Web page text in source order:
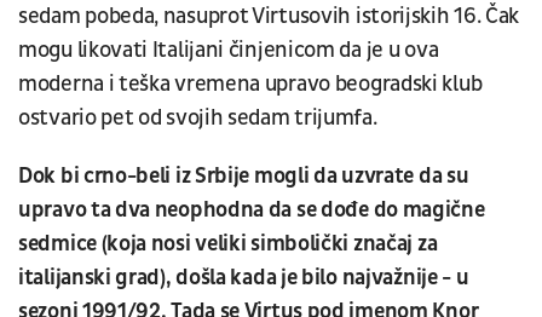
sedam pobeda, nasuprot Virtusovih istorijskih 16. Čak
mogu likovati Italijani činjenicom da je u ova
moderna i teška vremena upravo beogradski klub
ostvario pet od svojih sedam trijumfa.
Dok bi crno-beli iz Srbije mogli da uzvrate da su
upravo ta dva neophodna da se dođe do magične
sedmice (koja nosi veliki simbolički značaj za
italijanski grad), došla kada je bilo najvažnije - u